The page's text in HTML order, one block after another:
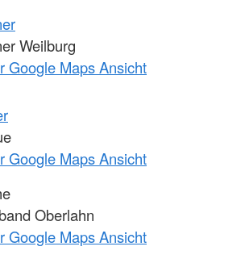
Weilburg
Google Maps Ansicht
Google Maps Ansicht
Oberlahn
Google Maps Ansicht